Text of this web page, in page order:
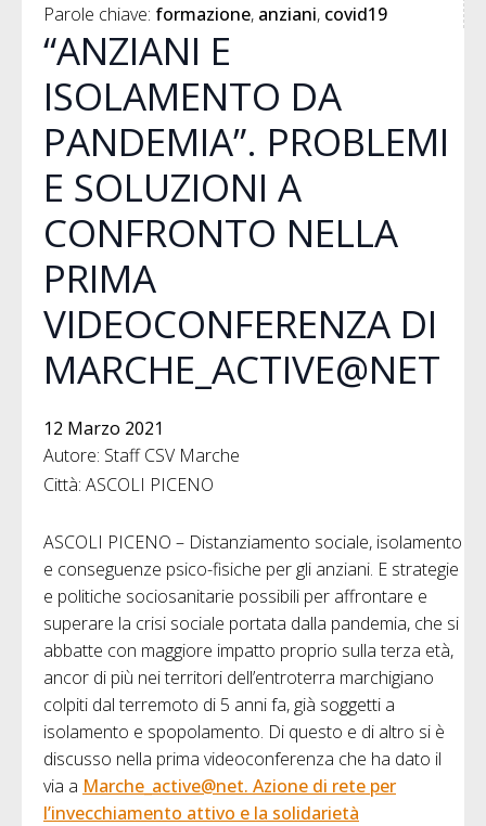
Parole chiave: formazione anziani covid19
“ANZIANI E
ISOLAMENTO DA
PANDEMIA”. PROBLEMI
E SOLUZIONI A
CONFRONTO NELLA
PRIMA
VIDEOCONFERENZA DI
MARCHE_ACTIVE@NET
12 Marzo 2021
Autore: Staff CSV Marche
Città: ASCOLI PICENO
ASCOLI PICENO – Distanziamento sociale, isolamento
e conseguenze psico-fisiche per gli anziani. E strategie
e politiche sociosanitarie possibili per affrontare e
superare la crisi sociale portata dalla pandemia, che si
abbatte con maggiore impatto proprio sulla terza età,
ancor di più nei territori dell’entroterra marchigiano
colpiti dal terremoto di 5 anni fa, già soggetti a
isolamento e spopolamento. Di questo e di altro si è
discusso nella prima videoconferenza che ha dato il
via a Marche_active@net. Azione di rete per
l’invecchiamento attivo e la solidarietà